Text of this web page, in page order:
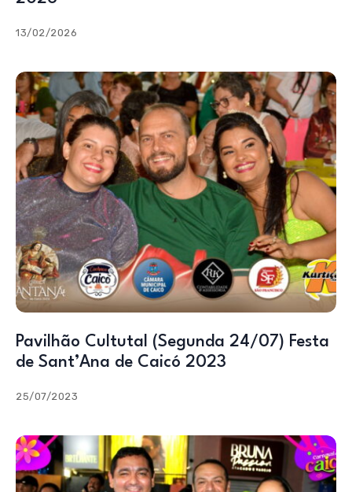
13/02/2026
Pavilhão Cultutal (Segunda 24/07) Festa
de Sant’Ana de Caicó 2023
25/07/2023